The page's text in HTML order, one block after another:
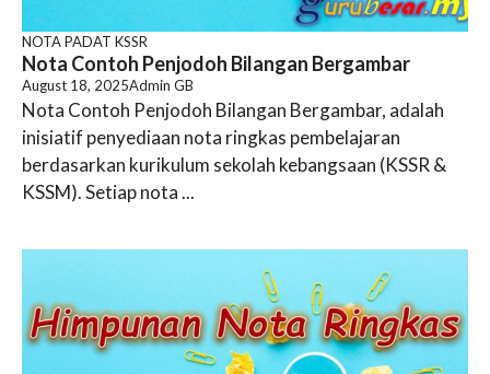
NOTA PADAT KSSR
Nota Contoh Penjodoh Bilangan Bergambar
August 18, 2025Admin GB
Nota Contoh Penjodoh Bilangan Bergambar, adalah
inisiatif penyediaan nota ringkas pembelajaran
berdasarkan kurikulum sekolah kebangsaan (KSSR &
KSSM). Setiap nota ...